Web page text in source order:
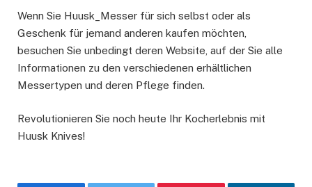
Wenn Sie Huusk_Messer für sich selbst oder als
Geschenk für jemand anderen kaufen möchten,
besuchen Sie unbedingt deren Website, auf der Sie alle
Informationen zu den verschiedenen erhältlichen
Messertypen und deren Pflege finden.
Revolutionieren Sie noch heute Ihr Kocherlebnis mit
Huusk Knives!